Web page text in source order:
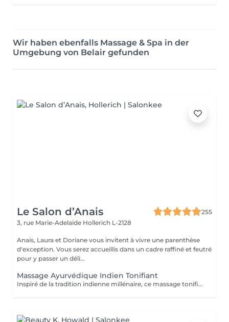
Wir haben ebenfalls Massage & Spa in der
Umgebung von Belair gefunden
Le Salon d’Anais
255
3, rue Marie-Adelaïde Hollerich L-2128
Anais, Laura et Doriane vous invitent à vivre une parenthèse
d'exception. Vous serez accueillis dans un cadre raffiné et feutré
pour y passer un déli...
Massage Ayurvédique Indien Tonifiant
Inspiré de la tradition indienne millénaire, ce massage tonifiant à l'huile chaude propose une alternance des rythmes variés. Profitez des fragrances de vanille et cardamome de ce soin qui soulage vos muscles, facilite le sommeil profond et laisse la peau soyeuse.